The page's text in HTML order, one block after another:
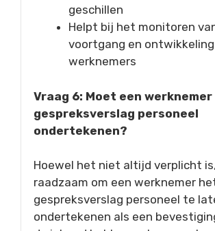
geschillen
Helpt bij het monitoren
voortgang en
werknemers
Vraag 6: Moet een werknemer
gespreksverslag personeel
ondertekenen?
Hoewel het niet altijd verplicht
raadzaam om een werknemer
gespreksverslag personeel te
ondertekenen als een